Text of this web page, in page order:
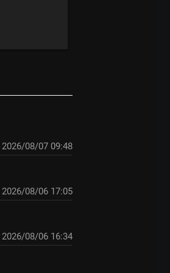
2026/08/07 09:48
2026/08/06 17:05
2026/08/06 16:34